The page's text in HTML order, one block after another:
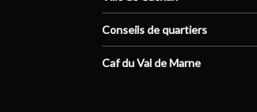
Conseils de quartiers
Caf du Val de Marne